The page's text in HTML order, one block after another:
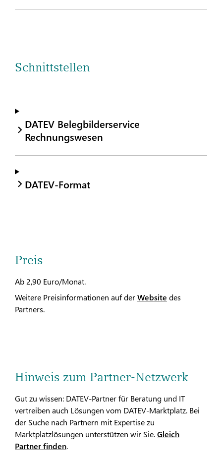
Schnittstellen
DATEV Belegbilderservice
Rechnungswesen
DATEV-Format
Preis
Ab 2,90 Euro/Monat.
Weitere Preisinformationen auf derWebsite des
Partners.
Hinweis zum Partner-Netzwerk
Gut zu wissen: DATEV-Partner für Beratung und IT
vertreiben auch Lösungen vom DATEV-Marktplatz. Bei
der Suche nach Partnern mit Expertise zu
Marktplatzlösungen unterstützen wir Sie.Gleich
Partner finden.